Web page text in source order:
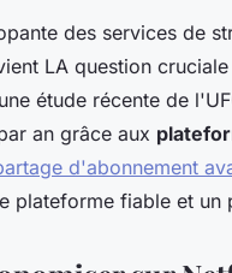
des services de
LA question
étude récente de
an grâce aux
d'abonnement
plateforme fiable et un